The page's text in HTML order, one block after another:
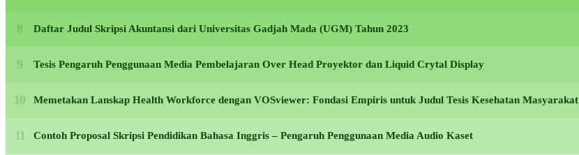
Daftar Judul Skripsi Akuntansi dari Universitas Gadjah Mada (UGM) Tahun 2023
Tesis Pengaruh Penggunaan Media Pembelajaran Over Head Proyektor dan Liquid Crytal Display
Memetakan Lanskap Health Workforce dengan VOSviewer: Fondasi Empiris untuk Judul Tesis Kesehatan Masyarakat
Contoh Proposal Skripsi Pendidikan Bahasa Inggris – Pengaruh Penggunaan Media Audio Kaset